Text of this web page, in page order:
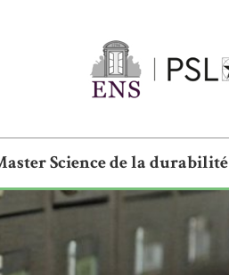
Science de la durabilité